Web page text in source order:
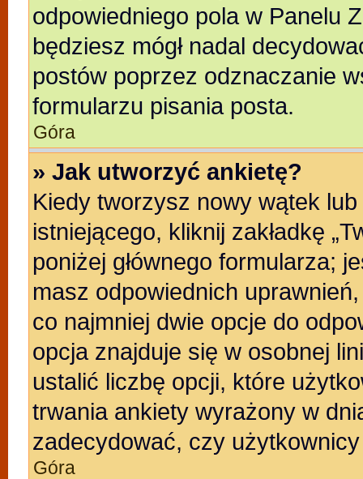
odpowiedniego pola w Panelu
będziesz mógł nadal
postów poprzez odznaczanie
formularzu pisania posta.
Góra
» Jak utworzyć ankietę?
Kiedy tworzysz nowy wątek
istniejącego, kliknij zakładkę
poniżej głównego formularza;
masz odpowiednich
co najmniej dwie opcje do
opcja znajduje się w osobnej
ustalić liczbę opcji, które
trwania ankiety wyrażony w
zadecydować, czy
Góra